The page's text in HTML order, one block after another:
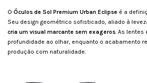
O Óculos de Sol Premium Urban Eclipse é a
Seu design geométrico sofisticado, aliado à
cria um visual marcante sem exageros . As
profundidade ao olhar, enquanto o acabamento
produção com naturalidade.